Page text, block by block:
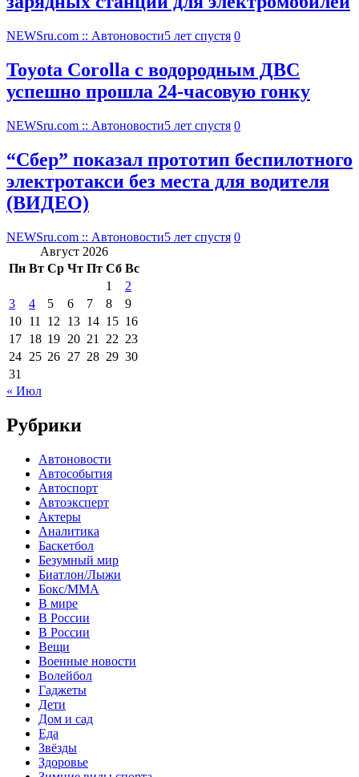
NEWSru.com :: Автоновости5 лет спустя 0
Toyota Corolla с водородным ДВС
успешно прошла 24-часовую гонку
NEWSru.com :: Автоновости5 лет спустя 0
“Сбер” показал прототип беспилотного
электротакси без места для водителя
(ВИДЕО)
NEWSru.com :: Автоновости5 лет спустя 0
Август 2026
Пн Вт Ср Чт Пт Сб Вс
1
2
3
4 5 6 7 8
9
10 11 12 13 14 15 16
17 18 19 20 21 22 23
24 25 26 27 28 29 30
31
« Июл
Рубрики
Автоновости
Автособытия
Автоспорт
Автоэксперт
Актеры
Аналитика
Баскетбол
Безумный мир
Биатлон/Лыжи
Бокс/MMA
В мире
В России
В России
Вещи
Военные новости
Волейбол
Гаджеты
Дети
Дом и сад
Еда
Звёзды
Здоровье